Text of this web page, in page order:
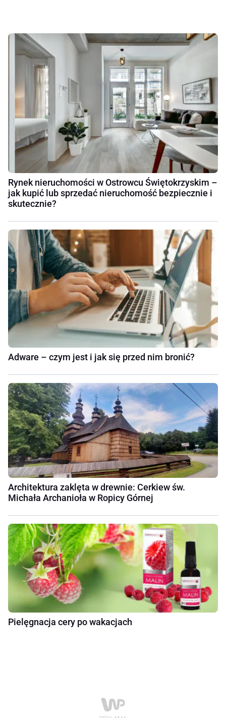
Rynek nieruchomości w Ostrowcu Świętokrzyskim –
jak kupić lub sprzedać nieruchomość bezpiecznie i
skutecznie?
Adware – czym jest i jak się przed nim bronić?
Architektura zaklęta w drewnie: Cerkiew św.
Michała Archanioła w Ropicy Górnej
Pielęgnacja cery po wakacjach